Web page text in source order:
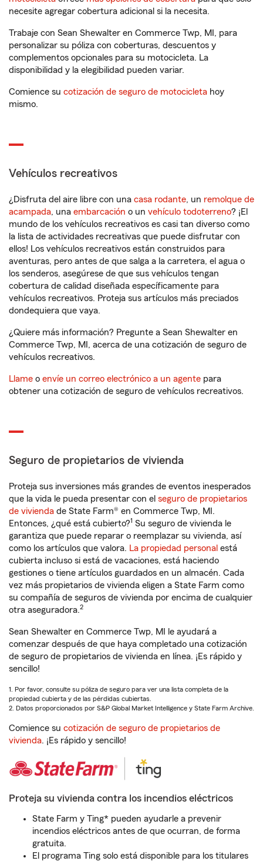
necesite agregar cobertura adicional si la necesita.
Trabaje con Sean Shewalter en Commerce Twp, MI, para
personalizar su póliza con coberturas, descuentos y
complementos opcionales para su motocicleta. La
disponibilidad y la elegibilidad pueden variar.
Comience su cotización de seguro de motocicleta hoy
mismo.
Vehículos recreativos
¿Disfruta del aire libre con una casa rodante, un remolque de
acampada, una embarcación o un vehículo todoterreno? ¡El
mundo de los vehículos recreativos es casi tan diverso como
la lista de actividades recreativas que puede disfrutar con
ellos! Los vehículos recreativos están construidos para
aventuras, pero antes de que salga a la carretera, el agua o
los senderos, asegúrese de que sus vehículos tengan
cobertura de calidad diseñada específicamente para
vehículos recreativos. Proteja sus artículos más preciados
dondequiera que vaya.
¿Quiere más información? Pregunte a Sean Shewalter en
Commerce Twp, MI, acerca de una cotización de seguro de
vehículos recreativos.
Llame o envíe un correo electrónico a un agente para
obtener una cotización de seguro de vehículos recreativos.
Seguro de propietarios de vivienda
Proteja sus inversiones más grandes de eventos inesperados
que la vida le pueda presentar con el seguro de propietarios
de vivienda de State Farm® en Commerce Twp, MI.
Entonces, ¿qué está cubierto?1 Su seguro de vivienda le
garantiza que puede reparar o reemplazar su vivienda, así
como los artículos que valora. La propiedad personal está
cubierta incluso si está de vacaciones, está haciendo
gestiones o tiene artículos guardados en un almacén. Cada
vez más propietarios de vivienda eligen a State Farm como
su compañía de seguros de vivienda por encima de cualquier
otra aseguradora.2
Sean Shewalter en Commerce Twp, MI le ayudará a
comenzar después de que haya completado una cotización
de seguro de propietarios de vivienda en línea. ¡Es rápido y
sencillo!
1. Por favor, consulte su póliza de seguro para ver una lista completa de la
propiedad cubierta y de las pérdidas cubiertas.
2. Datos proporcionados por S&P Global Market Intelligence y State Farm Archive.
Comience su cotización de seguro de propietarios de
vivienda. ¡Es rápido y sencillo!
Proteja su vivienda contra los incendios eléctricos
State Farm y Ting* pueden ayudarle a prevenir
incendios eléctricos antes de que ocurran, de forma
gratuita.
El programa Ting solo está disponible para los titulares